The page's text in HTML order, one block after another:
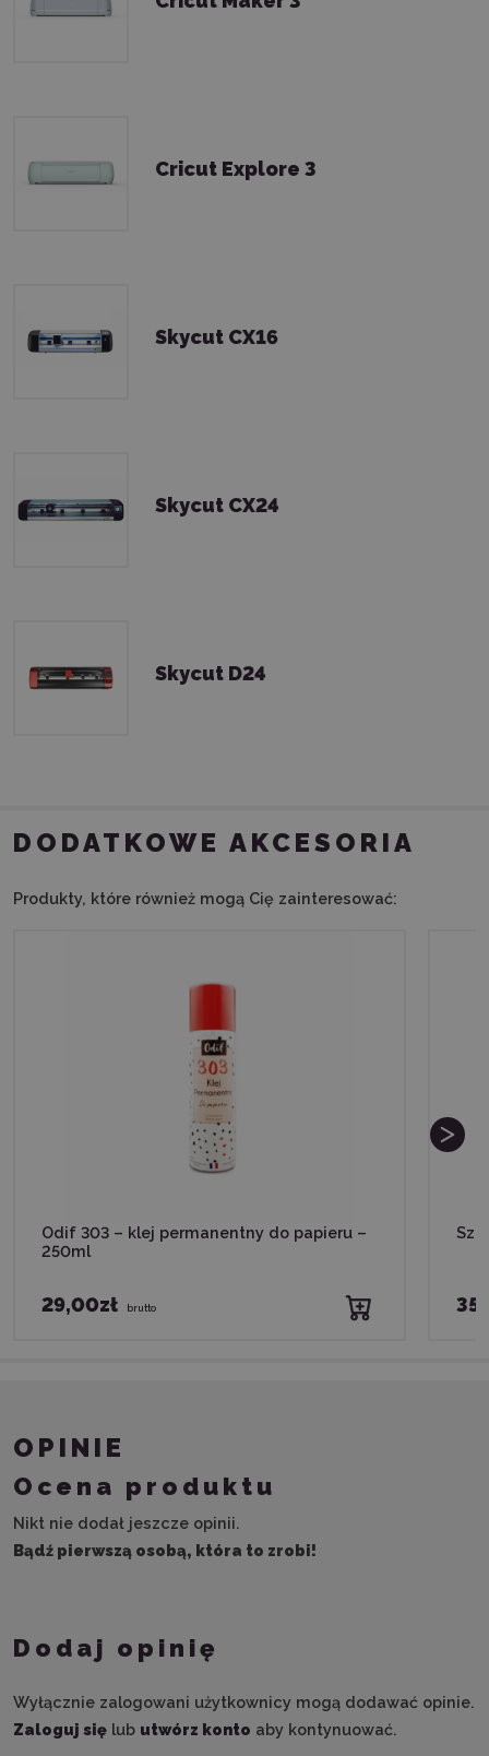
Cricut Explore 3
Skycut CX16
Skycut CX24
Skycut D24
DODATKOWE AKCESORIA
Produkty, które również mogą Cię zainteresować:
Odif 303 – klej permanentny do papieru –
250ml
29,00zł brutto
OPINIE
Ocena produktu
Nikt nie dodał jeszcze opinii.
Bądź pierwszą osobą, która to zrobi!
Dodaj opinię
Wyłącznie zalogowani użytkownicy mogą dodawać opinie.
Zaloguj się lub utwórz konto aby kontynuować.